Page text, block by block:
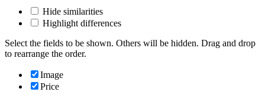
Hide similarities
Highlight differences
Select the fields to be shown. Others will be hidden. Drag and drop
to rearrange the order.
Image
Price